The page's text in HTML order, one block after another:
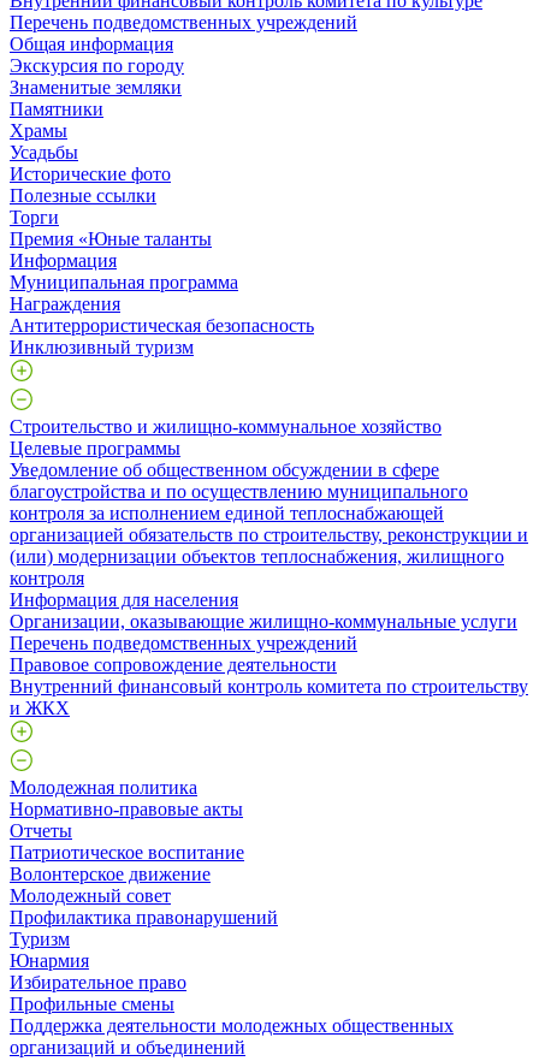
Перечень подведомственных учреждений
Общая информация
Экскурсия по городу
Знаменитые земляки
Памятники
Храмы
Усадьбы
Исторические фото
Полезные ссылки
Торги
Премия «Юные таланты
Информация
Муниципальная программа
Награждения
Антитеррористическая безопасность
Инклюзивный туризм
Строительство и жилищно-коммунальное хозяйство
Целевые программы
Уведомление об общественном обсуждении в сфере
благоустройства и по осуществлению муниципального
контроля за исполнением единой теплоснабжающей
организацией обязательств по строительству, реконструкции и
(или) модернизации объектов теплоснабжения, жилищного
контроля
Информация для населения
Организации, оказывающие жилищно-коммунальные услуги
Перечень подведомственных учреждений
Правовое сопровождение деятельности
Внутренний финансовый контроль комитета по строительству
и ЖКХ
Молодежная политика
Нормативно-правовые акты
Отчеты
Патриотическое воспитание
Волонтерское движение
Молодежный совет
Профилактика правонарушений
Туризм
Юнармия
Избирательное право
Профильные смены
Поддержка деятельности молодежных общественных
организаций и объединений